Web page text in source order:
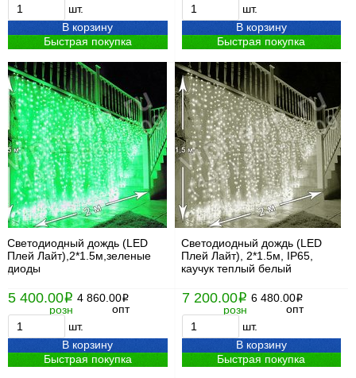
шт.
В корзину
Быстрая покупка
шт.
В корзину
Быстрая покупка
Светодиодный дождь (LED
Плей Лайт),2*1.5м,зеленые
диоды
5 400.00i
розн
4 860.00i
опт
шт.
В корзину
Быстрая покупка
Светодиодный дождь (LED
Плей Лайт), 2*1.5м, IP65,
каучук теплый белый
7 200.00i
розн
6 480.00i
опт
шт.
В корзину
Быстрая покупка